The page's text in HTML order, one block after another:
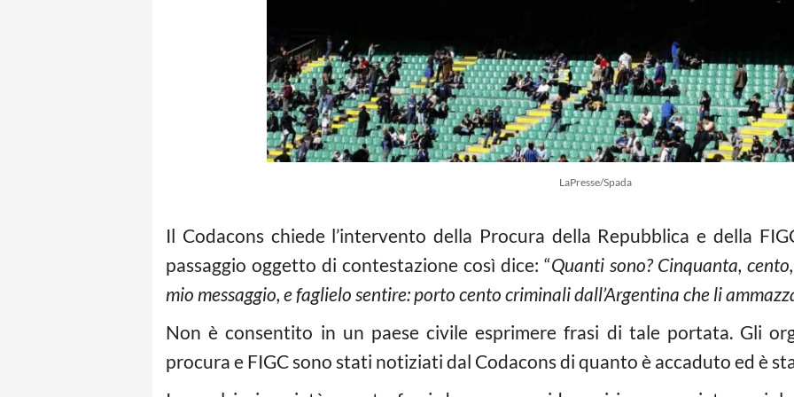
LaPresse/Spada
Il Codacons chiede l’intervento della Procura della Repubblica e della
passaggio oggetto di contestazione così dice: “Quanti sono? Cinquanta,
mio messaggio, e faglielo sentire: porto cento criminali dall’Argentina che li
Non è consentito in un paese civile esprimere frasi di tale portata. Gli
procura e FIGC sono stati notiziati dal Codacons di quanto è accaduto ed è